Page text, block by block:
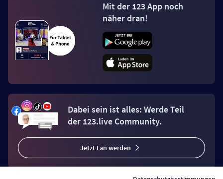
Mit der 123 App noch
näher dran!
Dabei sein ist alles: Werde Teil
der 123.live Community.
Jetzt Fan werden